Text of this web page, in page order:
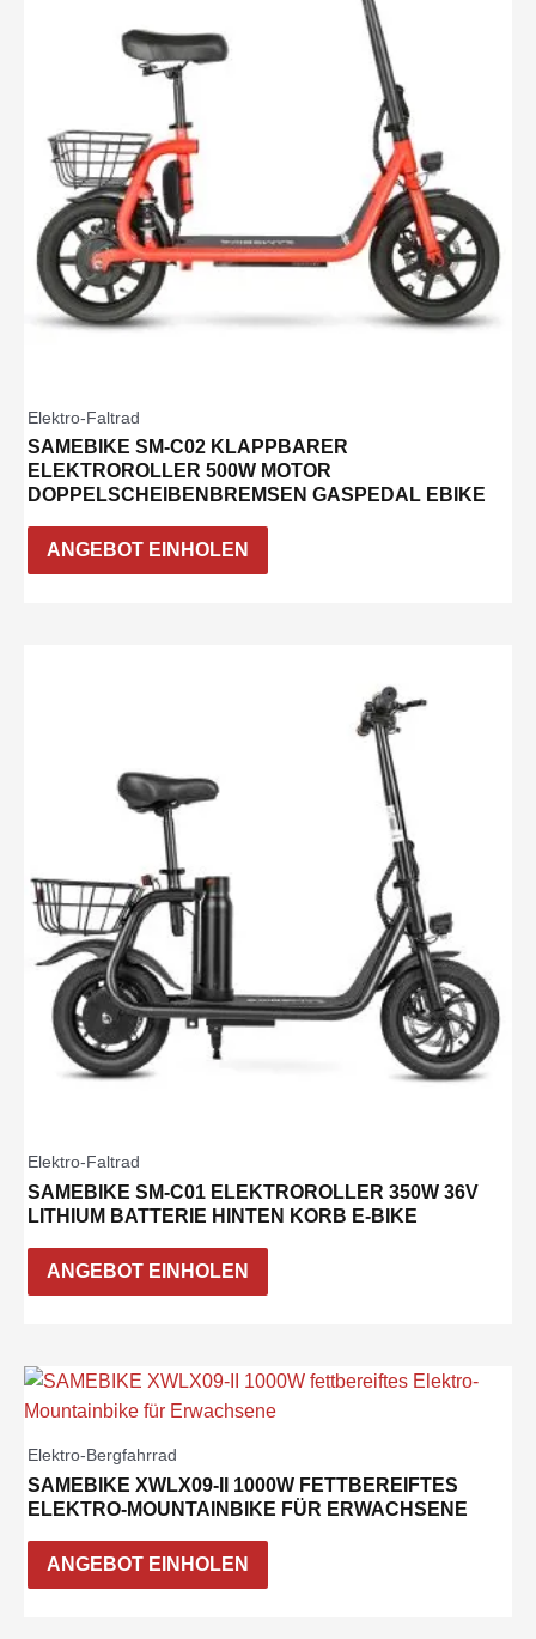
Elektro-Faltrad
SAMEBIKE SM-C02 KLAPPBARER
ELEKTROROLLER 500W MOTOR
DOPPELSCHEIBENBREMSEN GASPEDAL EBIKE
ANGEBOT EINHOLEN
Elektro-Faltrad
SAMEBIKE SM-C01 ELEKTROROLLER 350W 36V
LITHIUM BATTERIE HINTEN KORB E-BIKE
ANGEBOT EINHOLEN
Elektro-Bergfahrrad
SAMEBIKE XWLX09-II 1000W FETTBEREIFTES
ELEKTRO-MOUNTAINBIKE FÜR ERWACHSENE
ANGEBOT EINHOLEN